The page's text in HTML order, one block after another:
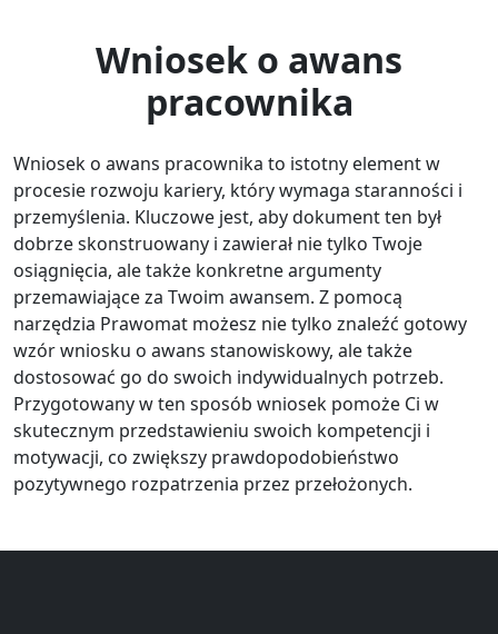
Wniosek o awans
pracownika
Wniosek o awans pracownika to istotny element w
procesie rozwoju kariery, który wymaga staranności i
przemyślenia. Kluczowe jest, aby dokument ten był
dobrze skonstruowany i zawierał nie tylko Twoje
osiągnięcia, ale także konkretne argumenty
przemawiające za Twoim awansem. Z pomocą
narzędzia Prawomat możesz nie tylko znaleźć gotowy
wzór wniosku o awans stanowiskowy, ale także
dostosować go do swoich indywidualnych potrzeb.
Przygotowany w ten sposób wniosek pomoże Ci w
skutecznym przedstawieniu swoich kompetencji i
motywacji, co zwiększy prawdopodobieństwo
pozytywnego rozpatrzenia przez przełożonych.